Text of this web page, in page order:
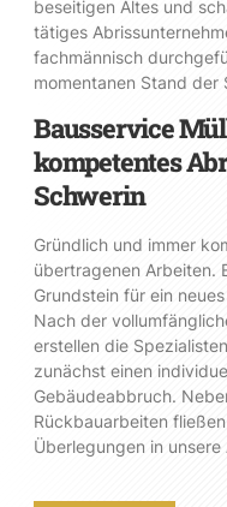
beseitigen Altes und
tätiges
fachmännisch
momentanen Stand der
Bausservice
kompetentes
Schwerin
Gründlich und immer
übertragenen Arbeiten.
Grundstein für ein
Nach der
erstellen die
zunächst einen
Gebäudeabbruch.
Rückbauarbeiten
Überlegungen in unsere